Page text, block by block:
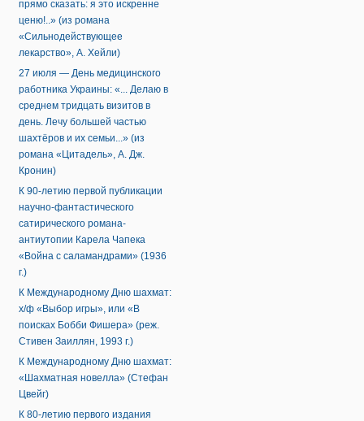
прямо сказать: я это искренне
ценю!..» (из романа
«Сильнодействующее
лекарство», А. Хейли)
27 июля — День медицинского
работника Украины: «... Делаю в
среднем тридцать визитов в
день. Лечу большей частью
шахтёров и их семьи...» (из
романа «Цитадель», А. Дж.
Кронин)
К 90-летию первой публикации
научно-фантастического
сатирического романа-
антиутопии Карела Чапека
«Война с саламандрами» (1936
г.)
К Международному Дню шахмат:
х/ф «Выбор игры», или «В
поисках Бобби Фишера» (реж.
Стивен Заиллян, 1993 г.)
К Международному Дню шахмат:
«Шахматная новелла» (Стефан
Цвейг)
К 80-летию первого издания